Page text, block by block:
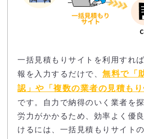
一括見積もりサイトを利用すれ
報を入力するだけで、 無料で「
認」や「複数の業者の見積も
です。自力で納得のいく業者を
労力がかかるため、効率よく優
けるには、一括見積もりサイト